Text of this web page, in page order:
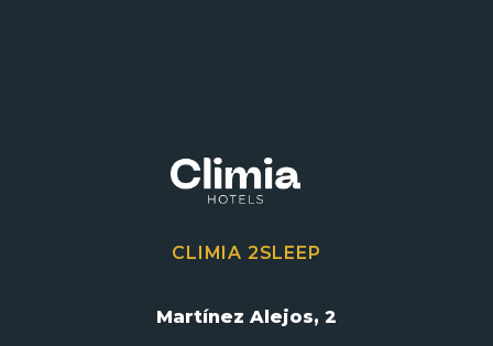
CLIMIA 2SLEEP
Martínez Alejos, 2